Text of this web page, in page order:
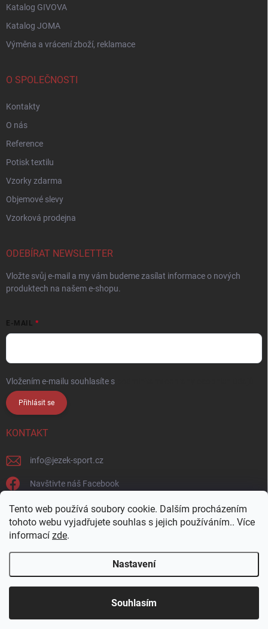
Tento web používá soubory cookie. Dalším procházením
tohoto webu vyjadřujete souhlas s jejich používáním.. Více
informací zde.
Nastavení
Souhlasím
Přijďte si vybrat osobně! Široká nabídka materiálů a
Katalog GIVOVA
Katalog JOMA
Výměna a vrácení zboží, reklamace
O SPOLEČNOSTI
Kontakty
O nás
Reference
Potisk textilu
Vzorky zdarma
Objemové slevy
Vzorková prodejna
ODEBÍRAT NEWSLETTER
Vložte svůj e-mail a my vám budeme zasílat informace o nových
produktech na našem e-shopu.
E-MAIL
Vložením e-mailu souhlasíte s
Přihlásit se
KONTAKT
info@jezek-sport.cz
Navštivte náš Facebook
jezek_sport_np/
Copyright 2026Ježek sport s.r.o.. Všechna práva vyhrazena.Upravit
nastavení cookies